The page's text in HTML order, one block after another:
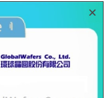
下半年全球半導體市
季增溫。中小尺寸
持高稼動率的產能
種新推出智慧型手